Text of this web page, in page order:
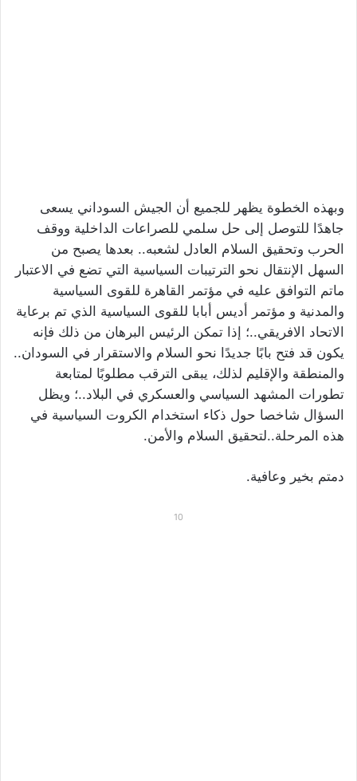
وبهذه الخطوة يظهر للجميع أن الجيش السوداني يسعى
جاهدًا للتوصل إلى حل سلمي للصراعات الداخلية ووقف
الحرب وتحقيق السلام العادل لشعبه.. بعدها يصبح من
السهل الإنتقال نحو الترتيبات السياسية التي تضع في الاعتبار
ماتم التوافق عليه في مؤتمر القاهرة للقوى السياسية
والمدنية و مؤتمر أديس أبابا للقوى السياسية الذي تم برعاية
الاتحاد الافريقي..؛ إذا تمكن الرئيس البرهان من ذلك فإنه
يكون قد فتح بابًا جديدًا نحو السلام والاستقرار في السودان..
والمنطقة والإقليم لذلك، يبقى الترقب مطلوبًا لمتابعة
تطورات المشهد السياسي والعسكري في البلاد..؛ ويظل
السؤال شاخصا حول ذكاء استخدام الكروت السياسية في
هذه المرحلة..لتحقيق السلام والأمن.
دمتم بخير وعافية.
10